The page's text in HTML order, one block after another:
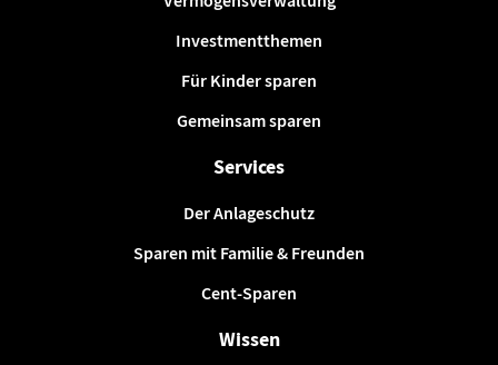
Investmentthemen
Für Kinder sparen
Gemeinsam sparen
Services
Der Anlageschutz
Sparen mit Familie & Freunden
Cent-Sparen
Wissen